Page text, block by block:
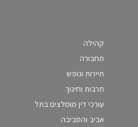
קהילה
תחבורה
תיירות ונופש
תרבות וחינוך
עורכי דין מומלצים בתל
אביב והסביבה